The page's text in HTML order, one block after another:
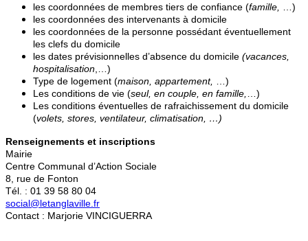
les coordonnées de membres tiers de confiance (famille,
…)
les coordonnées des intervenants à domicile
les coordonnées de la personne possédant éventuellement
les clefs du domicile
les dates prévisionnelles d’absence du domicile (vacances,
hospitalisation ,…)
Type de logement (maison, appartement,
…)
Les conditions de vie (seul, en couple, en famille,
…)
Les conditions éventuelles de rafraichissement du domicile
(volets, stores, ventilateur, climatisation, …)
Renseignements et inscriptions
Mairie
Centre Communal d’Action Sociale
8, rue de Fonton
Tél. : 01 39 58 80 04
social@letanglaville.fr
Contact : Marjorie VINCIGUERRA